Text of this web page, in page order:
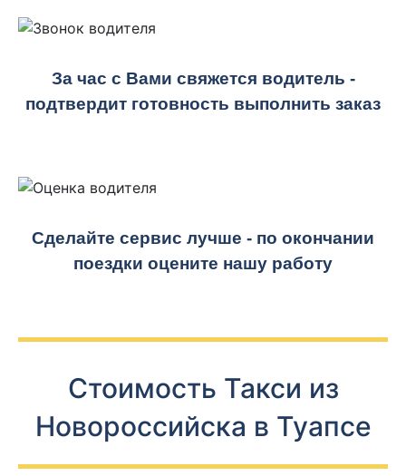
За час с Вами свяжется водитель -
подтвердит готовность выполнить заказ
Сделайте сервис лучше - по окончании
поездки оцените нашу работу
Стоимость Такси из
Новороссийска в Туапсе